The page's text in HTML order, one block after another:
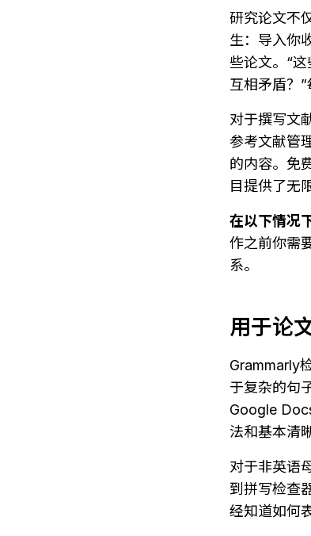
研究论文不
生：导入你
些论文。“
互相矛盾？
对于撰写文
参考文献管
的内容。免
目提供了无
在以下情况
作之前你需
系。
用于论
Grammarly
于复杂的句
Google
法和基本清
对于非英语
到拼写检查
经知道如何